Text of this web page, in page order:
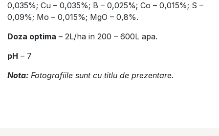
0,035%; Cu – 0,035%; B – 0,025%; Co – 0,015%; S –
0,09%; Mo – 0,015%; MgO – 0,8%.
Doza optima – 2L/ha in 200 – 600L apa.
pH – 7
Nota: Fotografiile sunt cu titlu de prezentare.